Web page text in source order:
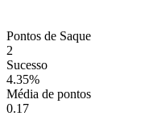
Pontos de Saque
2
Sucesso
4.35%
Média de pontos
0.17